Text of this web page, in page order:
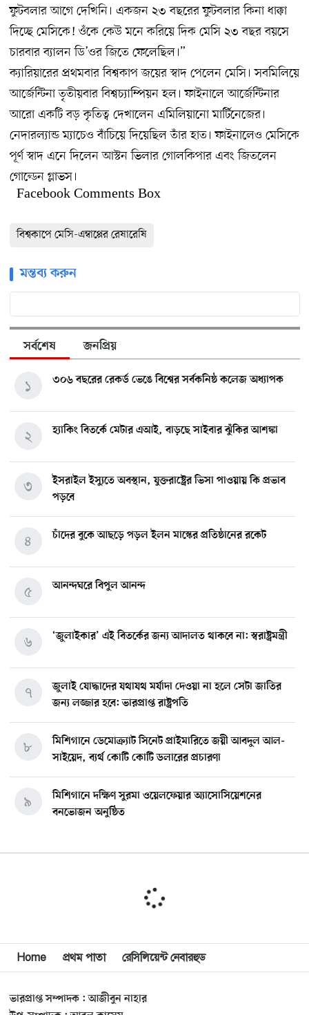
ফুটবলার আগে দেখিনি। একজন ২৩ বছরের ফুটবলার কিনা ধাক্কা
দিচ্ছে মেসিকে! ওঁকে কেউ মনে করিয়ে দিক মেসি ২৩ বছর বয়সে
চারবার ব্যালন ডি’ওর জিতে ফেলেছিল।”
ক্যারিয়ারের প্ৰথমবার বিশ্বকাপ জয়ের স্বাদ পেলেন মেসি। সবমিলিয়ে
আর্জেন্টিনা তৃতীয়বার বিশ্বচ্যাম্পিয়ন হল। ফাইনালে আর্জেন্টিনার
আরো একটি বড় কৃতিত্ব দেখালেন এমিলিয়ানো মার্টিনেজের।
নেদারল্যান্ড ম্যাচেও বাঁচিয়ে দিয়েছিল তাঁর হাত। ফাইনালেও মেসিকে
পূর্ণ স্বাদ এনে দিলেন আস্টন ভিলার গোলকিপার এবং জিতলেন
গোল্ডেন গ্লাভস।
Facebook Comments Box
বিশ্বকাপে মেসি-এম্বাপ্পের রেষারেষি
মন্তব্য করুন
সর্বশেষ জনপ্রিয়
৩০৬ বছরের রেকর্ড ভেঙে বিশ্বের সর্বকনিষ্ঠ কলেজ অধ্যাপক
১
হ্যাকিং বিতর্কে মেটার এআই, বাড়ছে সাইবার ঝুঁকির আশঙ্কা
২
ইসরাইল ইস্যুতে অবস্থান, যুক্তরাষ্ট্রের ভিসা পাওয়ায় কি প্রভাব
পড়বে
৩
চাঁদের বুকে আছড়ে পড়ল ইলন মাস্কের প্রতিষ্ঠানের রকেট
৪
আনন্দঘরে বিপুল আনন্দ
৫
‘জুলাইকার’ এই বিতর্কের জন্য আদালত থাকবে না: স্বরাষ্ট্রমন্ত্রী
৬
জুলাই যোদ্ধাদের যথাযথ মর্যাদা দেওয়া না হলে সেটা জাতির
জন্য লজ্জার হবে: ভারপ্রাপ্ত রাষ্ট্রপতি
৭
মিশিগানে ডেমোক্র্যাট সিনেট প্রাইমারিতে জয়ী আবদুল আল-
সাইয়েদ, ব্যর্থ কোটি কোটি ডলারের প্রচারণা
৮
মিশিগানে দক্ষিণ সুরমা ওয়েলফেয়ার অ্যাসোসিয়েশনের
বনভোজন অনুষ্ঠিত
৯
বিশ্বজুড়ে কূটনৈতিক পুনর্বিন্যাস, ৫ অঞ্চলে মিশন বন্ধ করছে
১০
মিশিগানে ফ্রেন্ডস এন্ড ফ্যামিলির বনভোজনে প্রাণের উচ্ছ্বাস
মিশিগানে ডেমোক্র্যাটদের প্রাইমারিতে আল-সাইয়েদকে হারাতে
কেন এত মরিয়া ইসারায়েলি লবি এআইপ্যাক
১২
মুনা দাওয়াহ কনফারেন্স ২০২৬ সম্পর্কে প্রেস ব্রিফিং
Home প্রথম পাতা রেসিলিয়েন্ট নেবারহুড
ভারপ্রাপ্ত সম্পাদক : আজীবুন নাহার